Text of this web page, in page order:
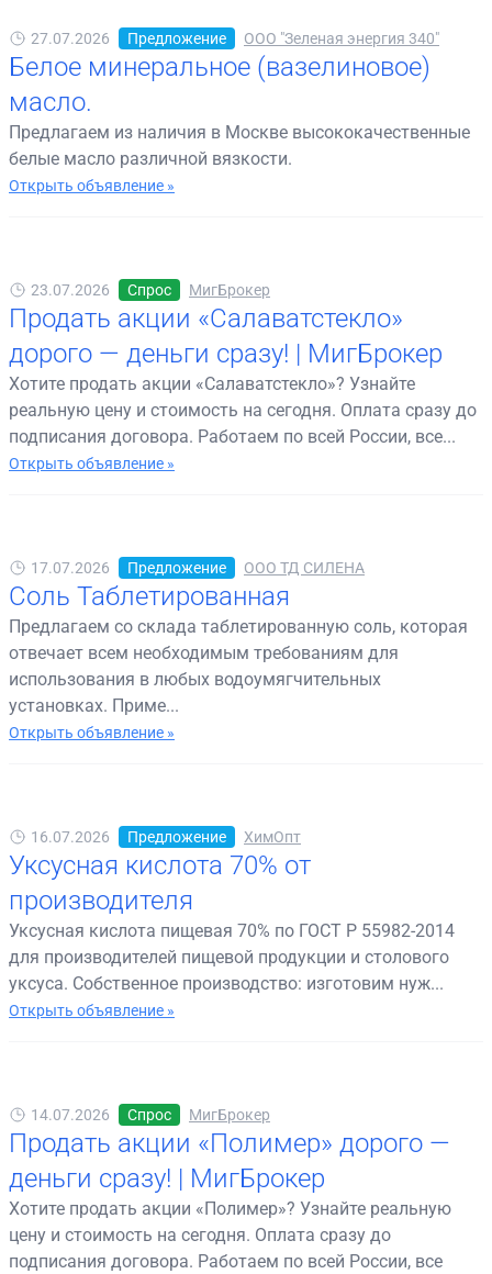
27.07.2026 Предложение ООО "Зеленая энергия 340"
Белое минеральное (вазелиновое)
масло.
Предлагаем из наличия в Москве высококачественные
белые масло различной вязкости.
Открыть объявление »
23.07.2026 Спрос МигБрокер
Продать акции «Салаватстекло»
дорого — деньги сразу! | МигБрокер
Хотите продать акции «Салаватстекло»? Узнайте
реальную цену и стоимость на сегодня. Оплата сразу до
подписания договора. Работаем по всей России, все...
Открыть объявление »
17.07.2026 Предложение ООО ТД СИЛЕНА
Соль Таблетированная
Предлагаем со склада таблетированную соль, которая
отвечает всем необходимым требованиям для
использования в любых водоумягчительных
установках. Приме...
Открыть объявление »
16.07.2026 Предложение ХимОпт
Уксусная кислота 70% от
производителя
Уксусная кислота пищевая 70% по ГОСТ Р 55982-2014
для производителей пищевой продукции и столового
уксуса. Собственное производство: изготовим нуж...
Открыть объявление »
14.07.2026 Спрос МигБрокер
Продать акции «Полимер» дорого —
деньги сразу! | МигБрокер
Хотите продать акции «Полимер»? Узнайте реальную
цену и стоимость на сегодня. Оплата сразу до
подписания договора. Работаем по всей России, все